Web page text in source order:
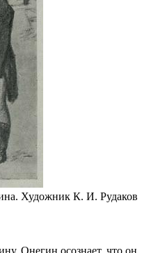
Художник К. И. Рудаков
Онегин осознает, что он